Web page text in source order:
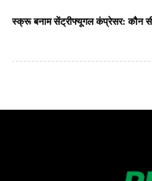
स्क्रू बनाम सेंट्रीफ्यूगल कंप्रेसर: कौन